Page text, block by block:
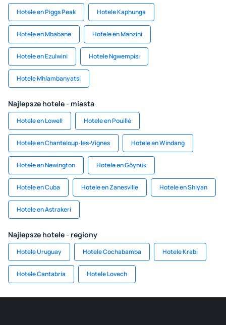
Hotele en Piggs Peak Hotele Kaphunga
Hotele en Mbabane Hotele en Manzini
Hotele en Ezulwini Hotele Ngwempisi
Hotele Mhlambanyatsi
Najlepsze hotele - miasta
Hotele en Lowell Hotele en Pouillé
Hotele en Chanteloup-les-Vignes Hotele en Windang
Hotele en Newington Hotele en Göynük
Hotele en Cuba Hotele en Zanesville Hotele en Shiyan
Hotele en Astrakerí
Najlepsze hotele - regiony
Hotele Uruguay Hotele Cochabamba Hotele Krabi
Hotele Cantabria Hotele Lovech